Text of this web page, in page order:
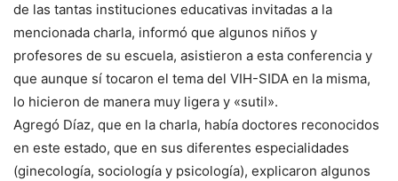
de las tantas instituciones educativas invitadas a la
mencionada charla, informó que algunos niños y
profesores de su escuela, asistieron a esta conferencia y
que aunque sí tocaron el tema del VIH-SIDA en la misma,
lo hicieron de manera muy ligera y «sutil».
Agregó Díaz, que en la charla, había doctores reconocidos
en este estado, que en sus diferentes especialidades
(ginecología, sociología y psicología), explicaron algunos